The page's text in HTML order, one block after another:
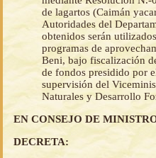
de lagartos (Caimán
Autoridades del
obtenidos serán
programas de
Beni, bajo fiscalización
de fondos presidido por
supervisión del
Naturales y Desarrollo
EN CONSEJO DE
DECRETA: